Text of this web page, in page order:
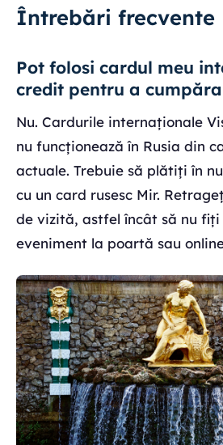
Întrebări frecvente
Pot folosi cardul meu
credit pentru a
Nu. Cardurile internaționale
nu funcționează în Rusia din
actuale. Trebuie să plătiți în
cu un card rusesc Mir.
de vizită, astfel încât să nu
eveniment la poartă sau